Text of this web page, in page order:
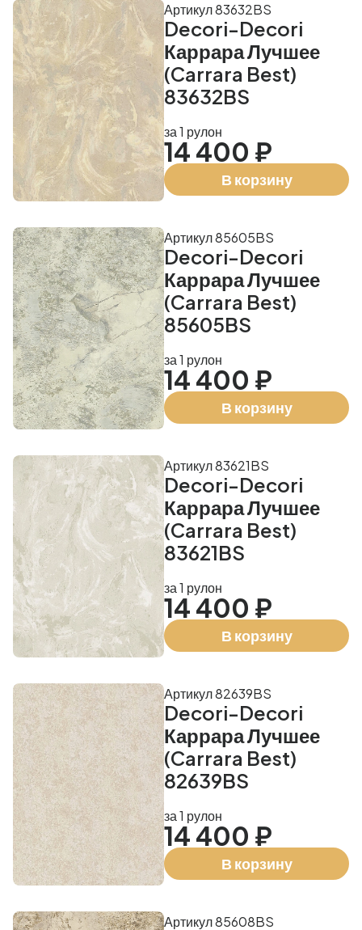
Decori-Decori
Каррара Лучшее
(Carrara Best)
83632BS
Артикул 83632BS
за 1 рулон
14 400 ₽
В корзину
Decori-Decori
Каррара Лучшее
(Carrara Best)
85605BS
Артикул 85605BS
за 1 рулон
14 400 ₽
В корзину
Decori-Decori
Каррара Лучшее
(Carrara Best)
83621BS
Артикул 83621BS
за 1 рулон
14 400 ₽
В корзину
Decori-Decori
Каррара Лучшее
(Carrara Best)
82639BS
Артикул 82639BS
за 1 рулон
14 400 ₽
В корзину
Артикул 85608BS